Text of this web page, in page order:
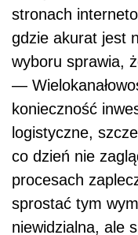
stronach
gdzie akurat jest
wyboru sprawia,
—
konieczność
logistyczne,
co dzień nie
procesach
sprostać tym
niewidzialna, ale